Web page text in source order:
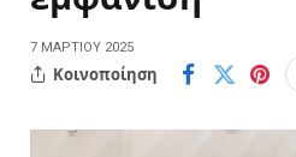
7 ΜΑΡΤΊΟΥ 2025
Κοινοποίηση